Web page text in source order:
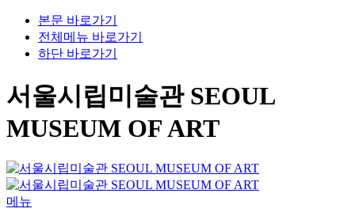
본문 바로가기
전체메뉴 바로가기
하단 바로가기
서울시립미술관 SEOUL
MUSEUM OF ART
메뉴